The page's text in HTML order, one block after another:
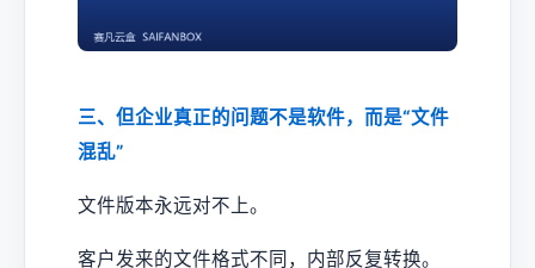
三、但企业真正的问题不是软件，而是“文件
混乱”
文件版本永远对不上。
客户发来的文件格式不同，内部反复转换。